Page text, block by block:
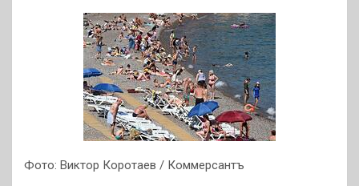
Фото: Виктор Коротаев / Коммерсантъ